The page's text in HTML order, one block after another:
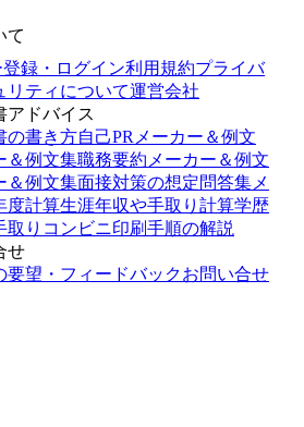
て
録・ログイン利用規約プライバ
リティについて運営会社
アドバイス
の書き方自己PRメーカー＆例文
＆例文集職務要約メーカー＆例文
＆例文集面接対策の想定問答集メ
度計算生涯年収や手取り計算学歴
取り コンビニ印刷手順の解説
せ
要望・フィードバックお問い合せ